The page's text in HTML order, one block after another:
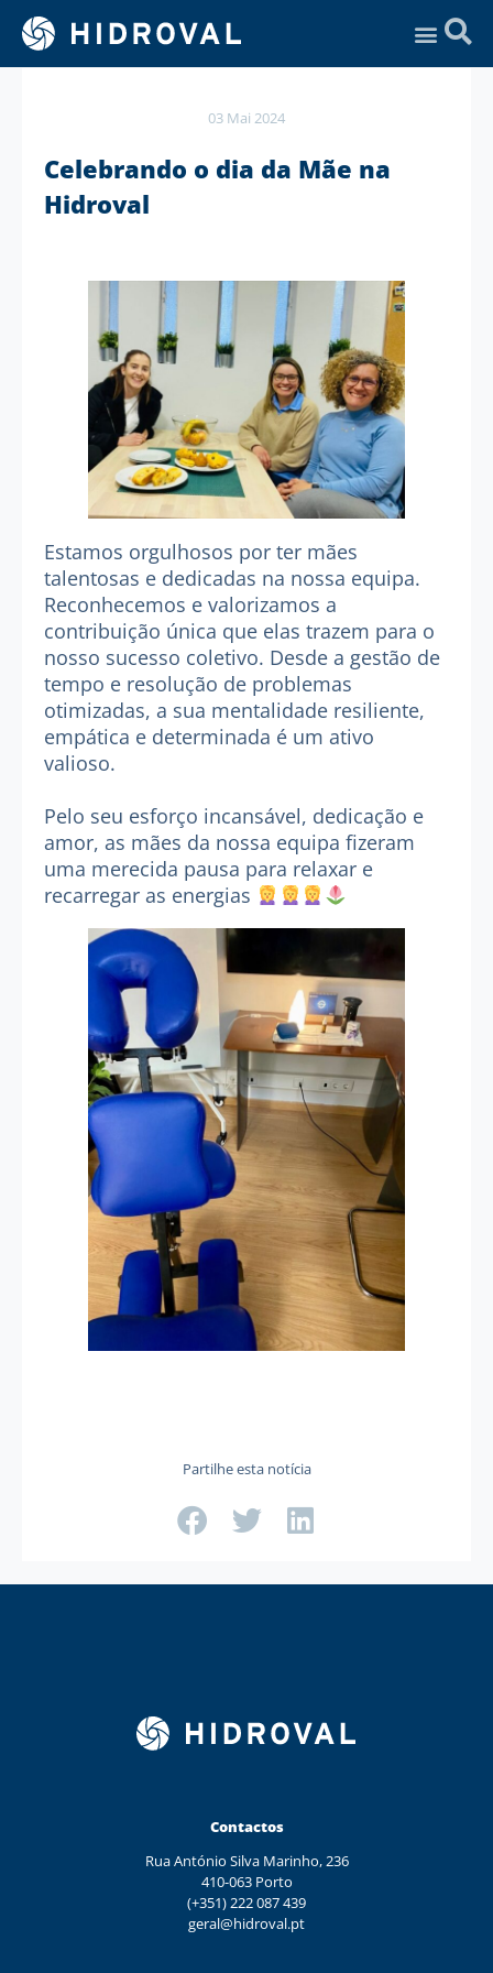
03 Mai 2024
Celebrando o dia da Mãe na
Hidroval
Estamos orgulhosos por ter mães
talentosas e dedicadas na nossa equipa.
Reconhecemos e valorizamos a
contribuição única que elas trazem para o
nosso sucesso coletivo. Desde a gestão de
tempo e resolução de problemas
otimizadas, a sua mentalidade resiliente,
empática e determinada é um ativo
valioso.
Pelo seu esforço incansável, dedicação e
amor, as mães da nossa equipa fizeram
uma merecida pausa para relaxar e
recarregar as energias
Partilhe esta notícia
Contactos
Rua António Silva Marinho, 236
410-063 Porto
(+351) 222 087 439
geral@hidroval.pt